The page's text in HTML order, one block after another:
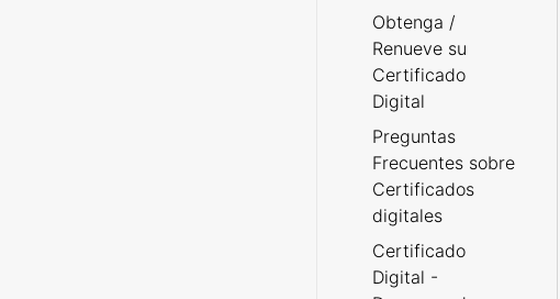
Obtenga /
Renueve su
Certificado
Digital
Preguntas
Frecuentes sobre
Certificados
digitales
Certificado
Digital -